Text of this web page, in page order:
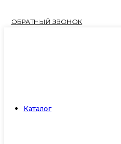
ОБРАТНЫЙ ЗВОНОК
Каталог